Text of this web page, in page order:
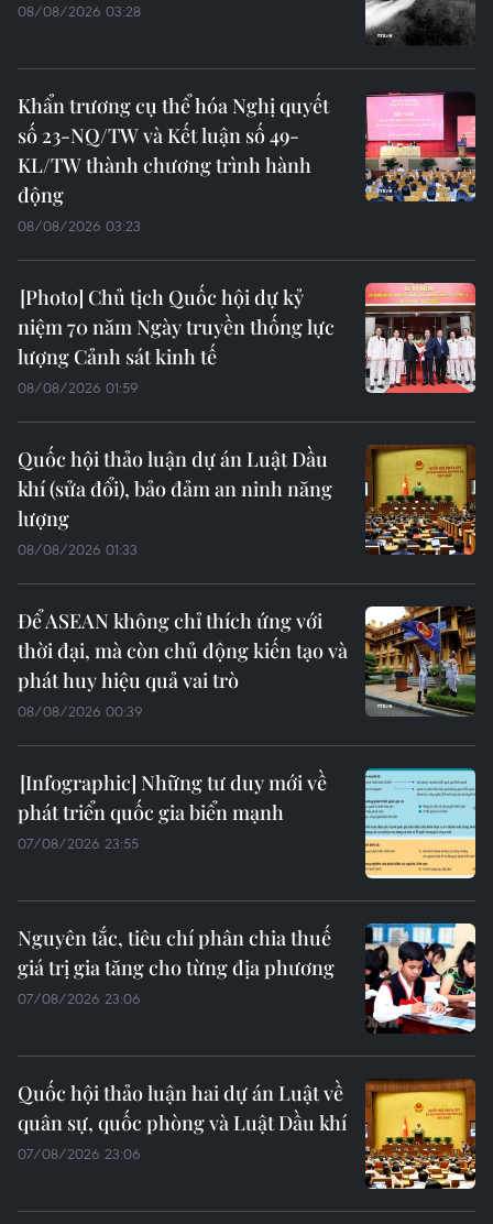
08/08/2026 03:28
Khẩn trương cụ thể hóa Nghị quyết
số 23-NQ/TW và Kết luận số 49-
KL/TW thành chương trình hành
động
08/08/2026 03:23
Chủ tịch Quốc hội dự kỷ
niệm 70 năm Ngày truyền thống lực
lượng Cảnh sát kinh tế
08/08/2026 01:59
Quốc hội thảo luận dự án Luật Dầu
khí (sửa đổi), bảo đảm an ninh năng
lượng
08/08/2026 01:33
Để ASEAN không chỉ thích ứng với
thời đại, mà còn chủ động kiến tạo và
phát huy hiệu quả vai trò
08/08/2026 00:39
Những tư duy mới về
phát triển quốc gia biển mạnh
07/08/2026 23:55
Nguyên tắc, tiêu chí phân chia thuế
giá trị gia tăng cho từng địa phương
07/08/2026 23:06
Quốc hội thảo luận hai dự án Luật về
quân sự, quốc phòng và Luật Dầu khí
07/08/2026 23:06